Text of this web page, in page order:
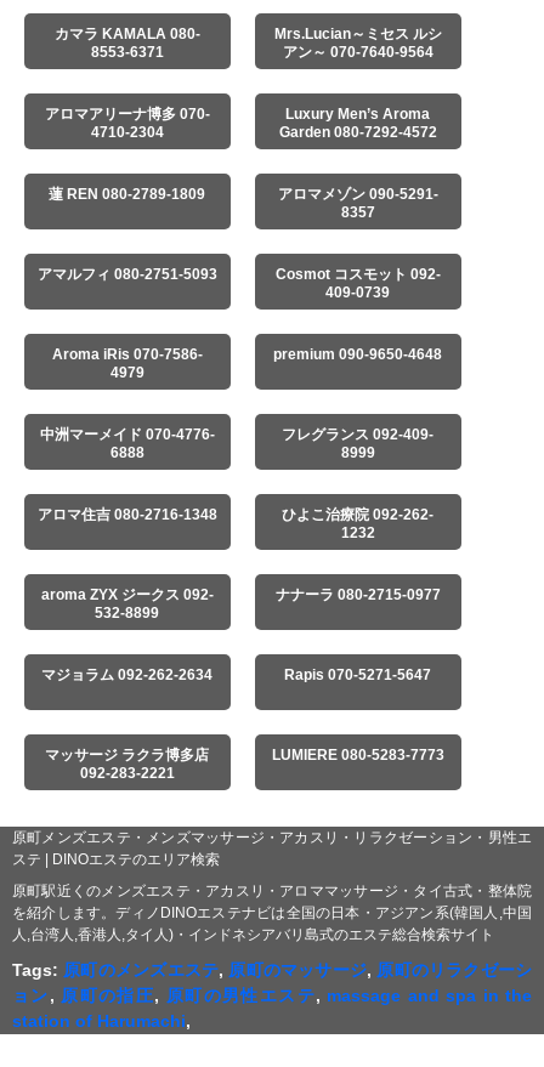
カマラ KAMALA 080-
8553-6371
Mrs.Lucian～ミセス ルシ
アン～ 070-7640-9564
アロマアリーナ博多 070-
4710-2304
Luxury Men’s Aroma
Garden 080-7292-4572
蓮 REN 080-2789-1809
アロマメゾン 090-5291-
8357
アマルフィ 080-2751-5093
Cosmot コスモット 092-
409-0739
Aroma iRis 070-7586-
4979
premium 090-9650-4648
中洲マーメイド 070-4776-
6888
フレグランス 092-409-
8999
アロマ住吉 080-2716-1348
ひよこ治療院 092-262-
1232
aroma ZYX ジークス 092-
532-8899
ナナーラ 080-2715-0977
マジョラム 092-262-2634 Rapis 070-5271-5647
マッサージ ラクラ博多店
092-283-2221
LUMIERE 080-5283-7773
原町メンズエステ・メンズマッサージ・アカスリ・リラクゼーション・男性エ
ステ | DINOエステのエリア検索
原町駅近くのメンズエステ・アカスリ・アロママッサージ・タイ古式・整体院
を紹介します。ディノDINOエステナビは全国の日本・アジアン系(韓国人,中国
人,台湾人,香港人,タイ人)・インドネシアバリ島式のエステ総合検索サイト
Tags: 原町のメンズエステ, 原町のマッサージ, 原町のリラクゼーシ
ョン, 原町の指圧, 原町の男性エステ, massage and spa in the
station of Harumachi,